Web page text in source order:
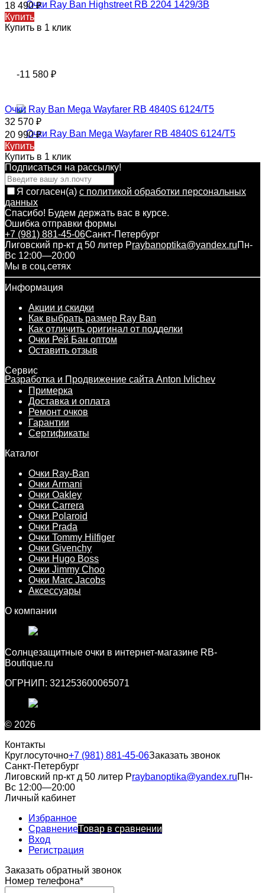
18 490₽
Купить
Купить в 1 клик
-11 580 ₽
Очки Ray Ban Mega Wayfarer RB 4840S 6124/T5
32 570 ₽
20 990₽
Купить
Купить в 1 клик
Подписаться на рассылкy!
Я согласен(a) с политикой обработки персональных
данных
Спасибо! Будем держать вас в курсе.
Ошибка отправки формы
+7 (981) 881-45-06Санкт-Петербург
Лиговский пр-кт д 50 литер Рraybanoptika@yandex.ruПн-
Вс 12:00—20:00
Мы в соц.сетях
Информация
Акции и скидки
Как выбрать размер Ray Ban
Как отличить оригинал от подделки
Очки Рей Бан оптом
Оставить отзыв
Разработка и Продвижение сайта Anton Ivlichev
Сервис
Примерка
Доставка и оплата
Ремонт очков
Гарантии
Сертификаты
Каталог
Очки Ray-Ban
Очки Armani
Очки Oakley
Очки Carrera
Очки Polaroid
Очки Prada
Очки Tommy Hilfiger
Очки Givenchy
Очки Hugo Boss
Очки Jimmy Choo
Очки Marc Jacobs
Аксессуары
О компании
Cолнцезащитные очки в интернет-магазине RB-
Boutique.ru
ОГРНИП: 321253600065071
© 2026
Контакты
Круглосуточно+7 (981) 881-45-06Заказать звонок
Санкт-Петербург
Лиговский пр-кт д 50 литер Рraybanoptika@yandex.ruПн-
Вс 12:00—20:00
Личный кабинет
Избранное
СравнениеТовар в сравнении
Вход
Регистрация
Заказать обратный звонок
Номер телефона*